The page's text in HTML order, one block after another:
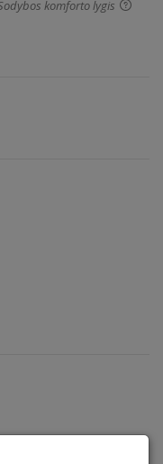
komforto lygis